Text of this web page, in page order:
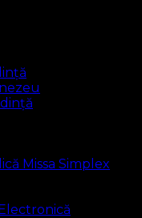
Missa Simplex